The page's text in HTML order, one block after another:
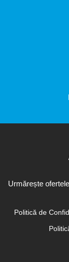
Urmărește
Politică de